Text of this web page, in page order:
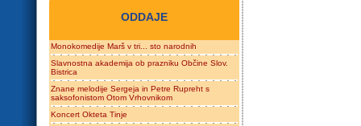
ODDAJE
Monokomedije Marš v tri... sto narodnih
Slavnostna akademija ob prazniku Občine Slov.
Bistrica
Znane melodije Sergeja in Petre Rupreht s
saksofonistom Otom Vrhovnikom
Koncert Okteta Tinje